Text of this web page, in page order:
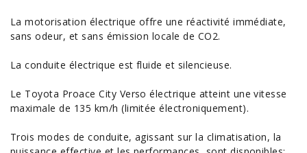
La motorisation électrique offre une réactivité immédiate,
sans odeur, et sans émission locale de CO2.
La conduite électrique est fluide et silencieuse.
Le Toyota Proace City Verso électrique atteint une vitesse
maximale de 135 km/h (limitée électroniquement).
Trois modes de conduite, agissant sur la climatisation, la